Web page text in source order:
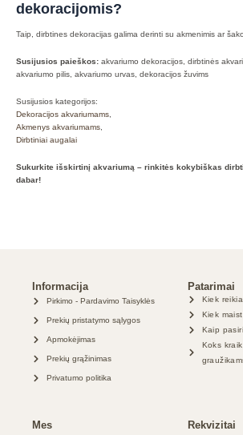
dekoracijomis?
Taip, dirbtines dekoracijas galima derinti su akmenimis ar
Susijusios paieškos: akvariumo dekoracijos, dirbtinės
akvariumo pilis, akvariumo urvas, dekoracijos žuvims
Susijusios kategorijos:
Dekoracijos akvariumams,
Akmenys akvariumams,
Dirbtiniai augalai
Sukurkite išskirtinį akvariumą – rinkitės kokybiškas
dabar!
Informacija
Pirkimo - Pardavimo Taisyklės
Prekių pristatymo sąlygos
Apmokėjimas
Prekių grąžinimas
Privatumo politika
Patarimai
Kiek
Kiek
Kaip
Koks
Mes Rekvizitai